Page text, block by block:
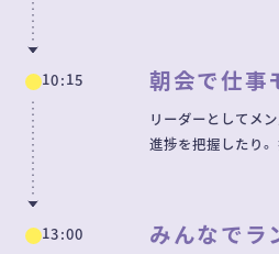
10:15 朝会で仕事
リーダーとしてメ
進捗を把握したり
13:00 みんなでラ